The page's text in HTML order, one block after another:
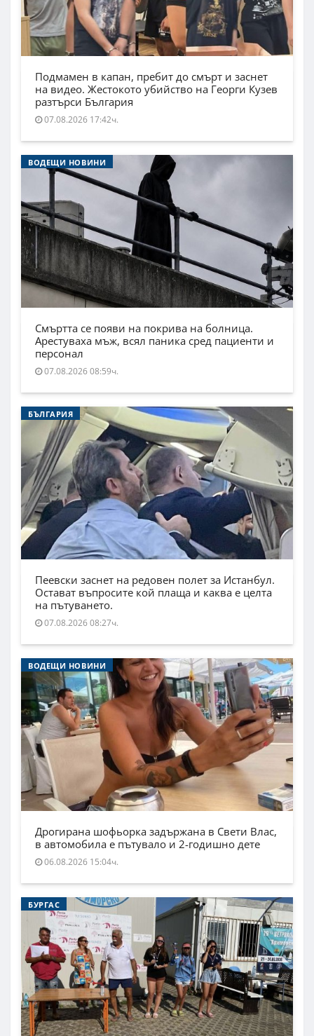
Подмамен в капан, пребит до смърт и заснет
на видео. Жестокото убийство на Георги Кузев
разтърси България
07.08.2026 17:42ч.
ВОДЕЩИ НОВИНИ
Смъртта се появи на покрива на болница.
Арестуваха мъж, всял паника сред пациенти и
персонал
07.08.2026 08:59ч.
БЪЛГАРИЯ
Пеевски заснет на редовен полет за Истанбул.
Остават въпросите кой плаща и каква е целта
на пътуването.
07.08.2026 08:27ч.
ВОДЕЩИ НОВИНИ
Дрогирана шофьорка задържана в Свети Влас,
в автомобила е пътувало и 2-годишно дете
06.08.2026 15:04ч.
БУРГАС